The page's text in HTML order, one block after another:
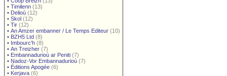
• Timilenn (13)
• Delioù (12)
• Skol (12)
• Tir (12)
• An Amzer embanner / Le Temps Editeur (10)
• BZH5 Ltd (8)
• Imbourc'h (8)
• An Treizher (7)
• Embannadurioù ar Peniti (7)
• Nadoz-Vor Embannadurioù (7)
• Éditions Apogée (6)
• Kerjava (6)